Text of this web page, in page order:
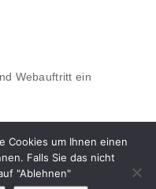
Webauftritt ein
Impressum
Cookies um Ihnen einen
Falls Sie das nicht
"Ablehnen"